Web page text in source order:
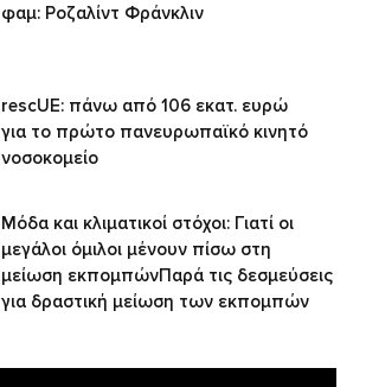
φαμ: Ροζαλίντ Φράνκλιν
rescUE: πάνω από 106 εκατ. ευρώ
για το πρώτο πανευρωπαϊκό κινητό
νοσοκομείο
Μόδα και κλιματικοί στόχοι: Γιατί οι
μεγάλοι όμιλοι μένουν πίσω στη
μείωση εκπομπώνΠαρά τις δεσμεύσεις
για δραστική μείωση των εκπομπών